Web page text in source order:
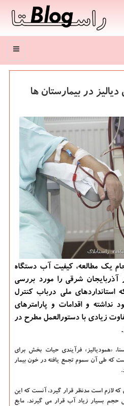
منو
در بیمارستان ها
یک مطالعه، کیفیت آب دستگاه
آذربایجان شرقی را مورد بررسی
استانداردهای ملی درباب کنترل
و اقدامات و پارامترهای
زیادی با دستورالعمل مطرح در
«همودیالیز» فرآیندی حیات بخش برای
است که طی آن سموم تجمع یافته در خون بیمار
که لازم است مدنظر قرار گیرد، آنست که این
حجم بسیار زیاد آب قرار می گیرند. مایع